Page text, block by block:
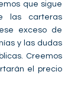
que sigue
las carteras
exceso de
y las dudas
Creemos
el precio